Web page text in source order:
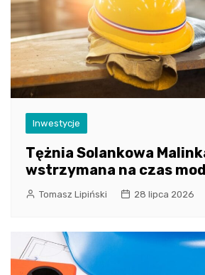
Inwestycje
Tężnia Solankowa
wstrzymana na czas
Tomasz Lipiński 28 lipca 2026